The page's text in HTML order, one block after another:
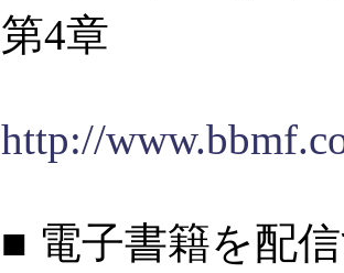
第4章
http://
■ 電子書籍を配